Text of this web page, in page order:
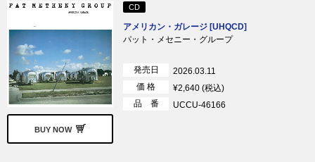
BUY NOW
CD
アメリカン・ガレージ [UHQCD]
パット・メセニー・グループ
発売日
2026.03.11
価 格
¥2,640 (税込)
品 番
UCCU-46166